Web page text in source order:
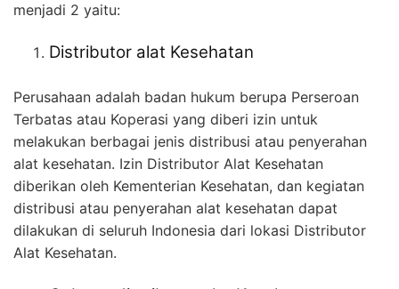
menjadi 2 yaitu:
Distributor alat Kesehatan
Perusahaan adalah badan hukum berupa Perseroan
Terbatas atau Koperasi yang diberi izin untuk
melakukan berbagai jenis distribusi atau penyerahan
alat kesehatan. Izin Distributor Alat Kesehatan
diberikan oleh Kementerian Kesehatan, dan kegiatan
distribusi atau penyerahan alat kesehatan dapat
dilakukan di seluruh Indonesia dari lokasi Distributor
Alat Kesehatan.